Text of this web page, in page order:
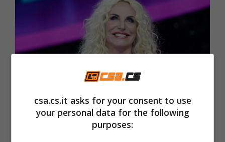
La bellissima Antonella Clerici – Csa.cs.it
csa.cs.it asks for your consent to use
your personal data for the following
purposes: